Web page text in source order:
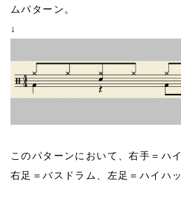
ムパターン。
↓
このパターンにおいて、右手＝ハ
右足＝バスドラム、左足＝ハイハ